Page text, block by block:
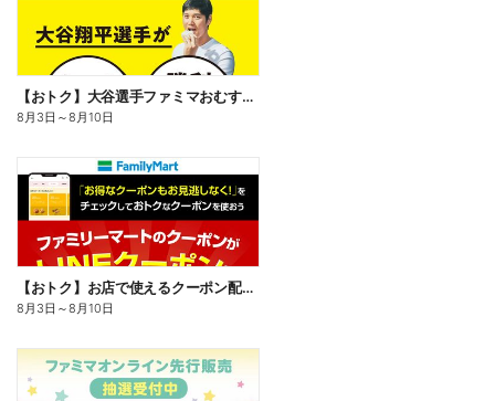
【おトク】大谷選手ファミマおむすび割
8月3日 ～8月10日
【おトク】お店で使えるクーポン配信中
8月3日 ～8月10日